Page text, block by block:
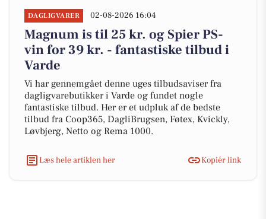
DAGLIGVARER 02-08-2026 16:04
Magnum is til 25 kr. og Spier PS-
vin for 39 kr. - fantastiske tilbud i
Varde
Vi har gennemgået denne uges tilbudsaviser fra
dagligvarebutikker i Varde og fundet nogle
fantastiske tilbud. Her er et udpluk af de bedste
tilbud fra Coop365, DagliBrugsen, Føtex, Kvickly,
Løvbjerg, Netto og Rema 1000.
Læs hele artiklen her Kopiér link